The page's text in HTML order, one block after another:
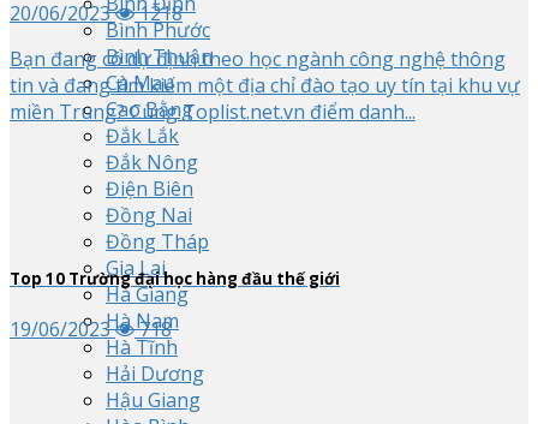
Bình Phước
Bình Thuận
Cà Mau
Cao Bằng
Đắk Lắk
Đắk Nông
Điện Biên
Đồng Nai
Đồng Tháp
Gia Lai
Hà Giang
Hà Nam
Hà Tĩnh
Hải Dương
Hậu Giang
20/06/2023
1218
Bạn đang có dự định theo học ngành công nghệ thông
tin và đang tìm kiếm một địa chỉ đào tạo uy tín tại khu vự
miền Trung? Cùng Toplist.net.vn điểm danh...
Top 10 Trường đại học hàng đầu thế giới
19/06/2023 718